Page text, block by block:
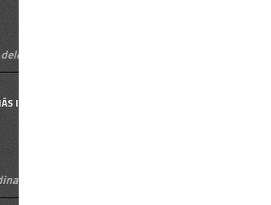
en hebreo
INFORMACIÓN
en hebreo